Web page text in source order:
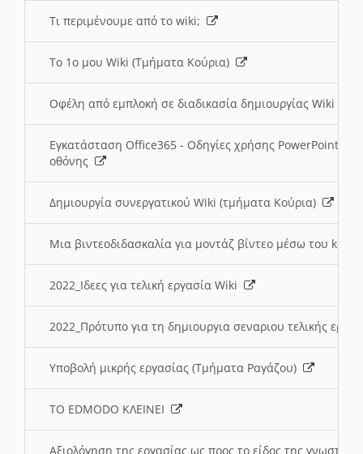
Τι περιμένουμε από το wiki;
Το 1ο μου Wiki (Τμήματα Κούρια)
Οφέλη από εμπλοκή σε διαδικασία δημιουργίας Wiki
Εγκατάσταση Office365 - Οδηγίες χρήσης PowerPoint
οθόνης
Δημιουργία συνεργατικού Wiki (τμήματα Κούρια)
Μια βιντεοδιδασκαλία για μοντάζ βίντεο μέσω του
2022_Ιδεες για τελική εργασία Wiki
2022_Πρότυπο για τη δημιουργια σεναριου τελικής
Υποβολή μικρής εργασίας (Τμήματα Ραγάζου)
ΤΟ EDMODO ΚΛΕΙΝΕΙ
Αξιολόγηση της εργασίας ως προς το είδος της